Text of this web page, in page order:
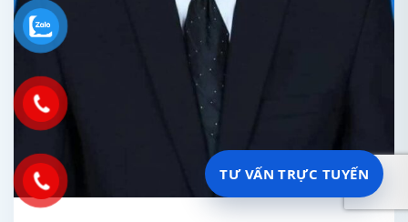
TƯ VẤN TRỰC TUYẾN